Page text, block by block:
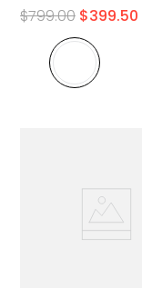
$799.00 $399.50